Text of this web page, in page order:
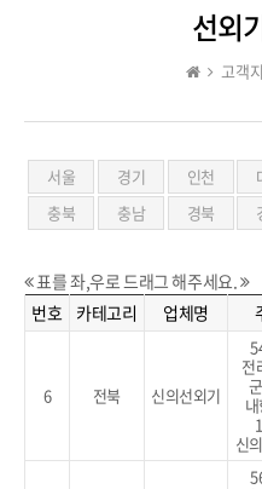
선외
고객
서울 경기 인천
충북
충남 경북
표를 좌,우로 드래그 해주세요.
번호
카테고리 업체명
6 전북 신의선외기
전
신